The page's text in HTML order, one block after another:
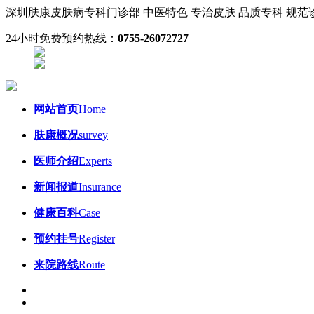
深圳肤康皮肤病专科门诊部 中医特色 专治皮肤 品质专科 规
24小时免费预约热线： 0755-26072727
网站首页Home
肤康概况survey
医师介绍Experts
新闻报道Insurance
健康百科Case
预约挂号Register
来院路线Route